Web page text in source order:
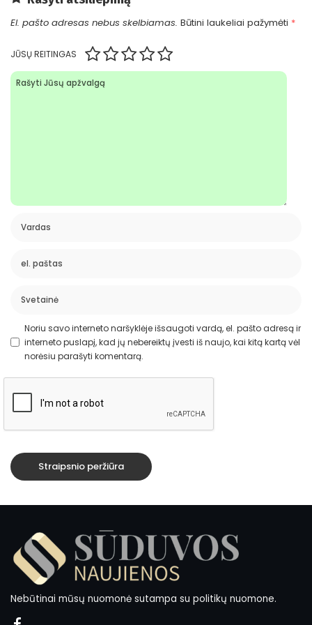
El. pašto adresas nebus skelbiamas. Būtini laukeliai pažymėti *
JŪSŲ REITINGAS
Noriu savo interneto naršyklėje išsaugoti vardą, el. pašto adresą ir
interneto puslapį, kad jų nebereiktų įvesti iš naujo, kai kitą kartą vėl
norėsiu parašyti komentarą.
Nebūtinai mūsų nuomonė sutampa su politikų nuomone.